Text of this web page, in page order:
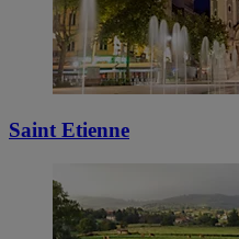
Saint Etienne